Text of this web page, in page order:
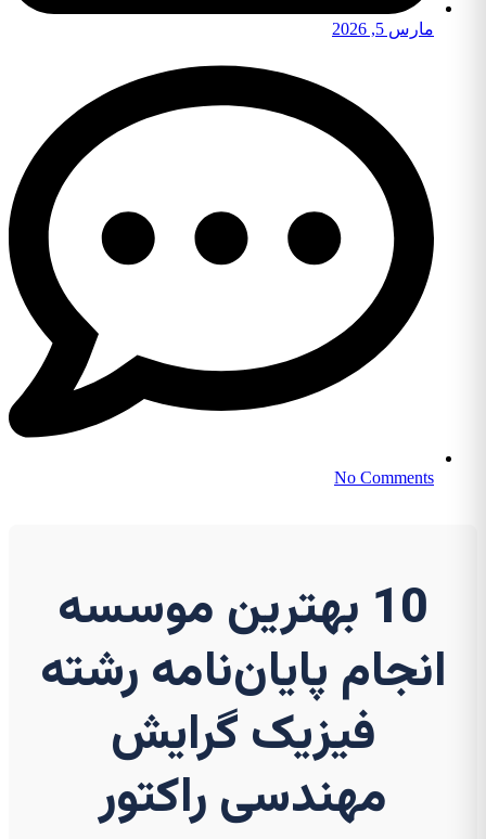
مارس 5, 2026
No Comments
10 بهترین موسسه
انجام پایان‌نامه رشته
فیزیک گرایش
مهندسی راکتور